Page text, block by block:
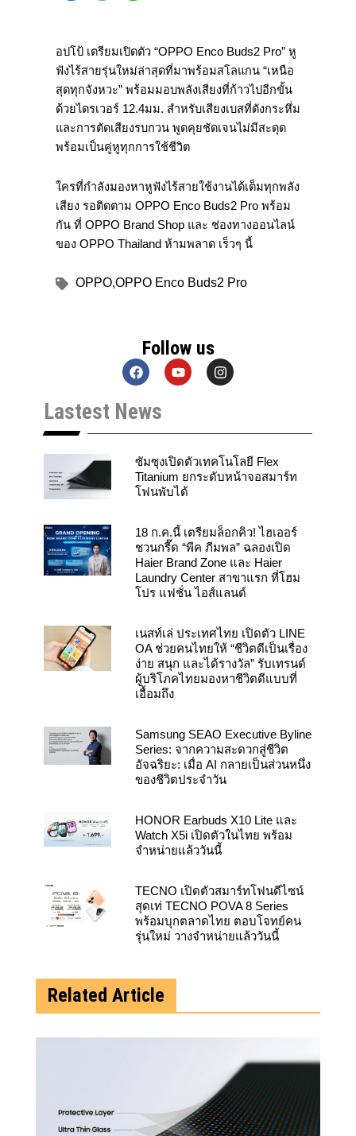
อปโป้ เตรียมเปิดตัว “OPPO Enco Buds2 Pro” หู
ฟังไร้สายรุ่นใหม่ล่าสุดที่มาพร้อมสโลแกน “เหนือ
สุดทุกจังหวะ” พร้อมมอบพลังเสียงที่ก้าวไปอีกขั้น
ด้วยไดรเวอร์ 12.4มม. สำหรับเสียงเบสที่ดังกระหึ่ม
และการตัดเสียงรบกวน พูดคุยชัดเจนไม่มีสะดุด
พร้อมเป็นคู่หูทุกการใช้ชีวิต
ใครที่กำลังมองหาหูฟังไร้สายใช้งานได้เต็มทุกพลัง
เสียง รอติดตาม OPPO Enco Buds2 Pro พร้อม
กัน ที่ OPPO Brand Shop และ ช่องทางออนไลน์
ของ OPPO Thailand ห้ามพลาด เร็วๆ นี้
OPPO,OPPO Enco Buds2 Pro
Follow us
F
a
e
b
o
k
Y
o
b
I
n
g
a
m
Lastest News
ซัมซุงเปิดตัวเทคโนโลยี Flex
Titanium ยกระดับหน้าจอสมาร์ท
โฟนพับได้
18 ก.ค.นี้ เตรียมล็อกคิว! ไฮเออร์
ชวนกรี๊ด “พีค ภีมพล” ฉลองเปิด
Haier Brand Zone และ Haier
Laundry Center สาขาแรก ที่โฮม
โปร แฟชั่น ไอส์แลนด์
เนสท์เล่ ประเทศไทย เปิดตัว LINE
OA ช่วยคนไทยให้ “ชีวิตดีเป็นเรื่อง
ง่าย สนุก และได้รางวัล” รับเทรนด์
ผู้บริโภคไทยมองหาชีวิตดีแบบที่
เอื้อมถึง
Samsung SEAO Executive Byline
Series: จากความสะดวกสู่ชีวิต
อัจฉริยะ: เมื่อ AI กลายเป็นส่วนหนึ่ง
ของชีวิตประจำวัน
HONOR Earbuds X10 Lite และ
Watch X5i เปิดตัวในไทย พร้อม
จำหน่ายแล้ววันนี้
TECNO เปิดตัวสมาร์ทโฟนดีไซน์
สุดเท่ TECNO POVA 8 Series
พร้อมบุกตลาดไทย ตอบโจทย์คน
รุ่นใหม่ วางจำหน่ายแล้ววันนี้
Related Article